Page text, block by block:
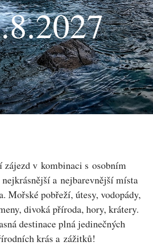
zájezd v kombinaci s osobním
a nejbarevnější místa
Mořské pobřeží, útesy, vodopády,
divoká příroda, hory, krátery.
destinace plná jedinečných
krás a zážitků!